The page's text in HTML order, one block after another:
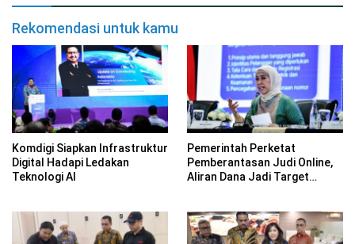
Rekomendasi untuk kamu
Komdigi Siapkan Infrastruktur
Digital Hadapi Ledakan
Teknologi AI
Pemerintah Perketat
Pemberantasan Judi Online,
Aliran Dana Jadi Target